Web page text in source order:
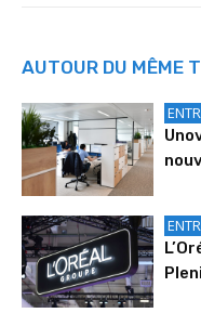
AUTOUR DU MÊME